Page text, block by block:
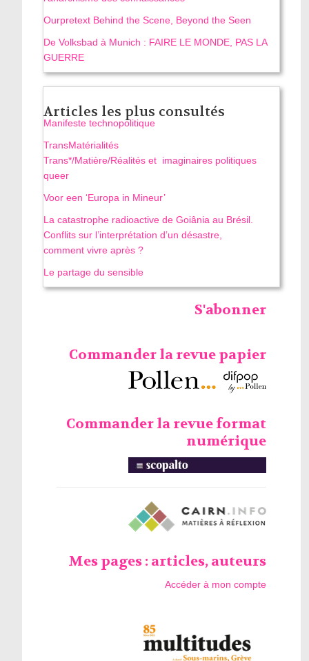
Ourpretext Behind the Scene, Beyond the Seen
De Volksbad à Munich : FAIRE LE MONDE, PAS LA
GUERRE
Articles les plus consultés
Manifeste technopolitique
TransMatérialités
Trans*/Matière/Réalités et imaginaires politiques
queer
Voor een ‘Europa in Mineur’
La catastrophe radioactive de Goiânia au Brésil.
Conflits sur l’interprétation d’un désastre,
comment vivre après ?
Le partage du sensible
S'abonner
Commander la revue papier
Commander la revue format
numérique
Mes pages : articles, auteurs
Accéder à mon compte